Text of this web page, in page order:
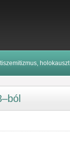
holokauszt